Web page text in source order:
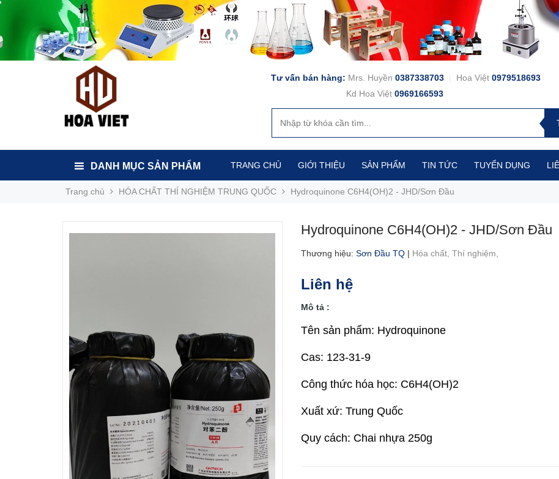
Tư vấn bán hàng: Mrs. Huyền 0387338703 Hoa Việt 0979518693
Kd Hoa Việt 0969166593
DANH MỤC SẢN PHẨM TRANG CHỦ GIỚI THIỆU SẢN PHẨM TIN TỨC TUYỂN DỤNG
Trang chủ HÓA CHẤT THÍ NGHIỆM TRUNG QUỐC Hydroquinone C6H4(OH)2 - JHD/Sơn Đầu
Hydroquinone C6H4(OH)2 - JHD/Sơn Đầu
Thương hiệu: Sơn Đầu TQ | Hóa chất, Thí nghiệm,
Liên hệ
Mô tả :
Tên sản phẩm: Hydroquinone
Cas: 123-31-9
Công thức hóa học: C6H4(OH)2
Xuất xứ: Trung Quốc
Quy cách: Chai nhựa 250g